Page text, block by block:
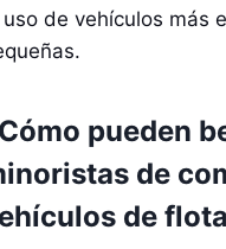
de vehículos más
pueden
de
de